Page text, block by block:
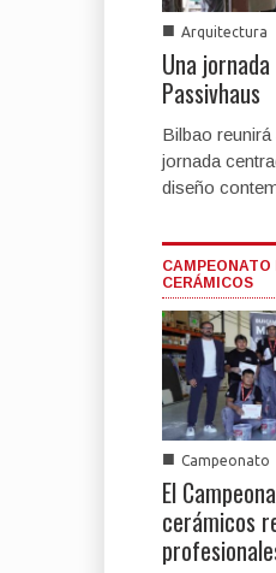
■ Arquitectura
Una
Passivhaus
Bilbao
jornada
diseño
CERÁMICOS
■ Campeonato
El
cerámicos